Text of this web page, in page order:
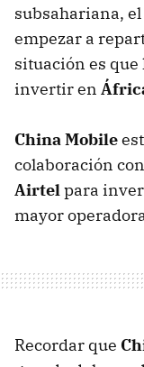
subsahariana,
empezar a
situación es
invertir en
China Mobile
colaboración
Airtelpara
mayor
Recordar que